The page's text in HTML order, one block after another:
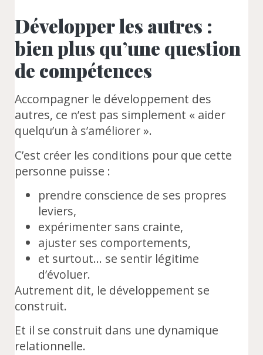
Développer les autres :
bien plus qu’une question
de compétences
Accompagner le développement des
autres, ce n’est pas simplement « aider
quelqu’un à s’améliorer ».
C’est créer les conditions pour que cette
personne puisse :
prendre conscience de ses propres
leviers,
expérimenter sans crainte,
ajuster ses comportements,
et surtout… se sentir légitime
d’évoluer.
Autrement dit, le développement se
construit.
Et il se construit dans une dynamique
relationnelle.